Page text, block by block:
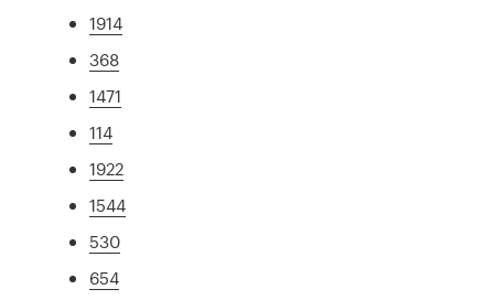
1914
368
1471
114
1922
1544
530
654